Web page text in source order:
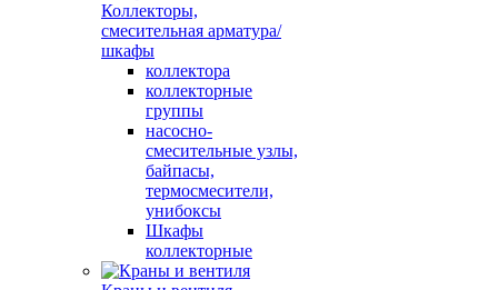
Коллекторы,
смесительная арматура/
шкафы
коллектора
коллекторные
группы
насосно-
смесительные узлы,
байпасы,
термосмесители,
унибоксы
Шкафы
коллекторные